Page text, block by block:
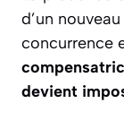
d’un
concurrence
devient